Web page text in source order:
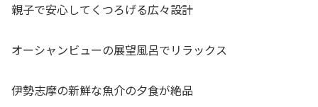
親子で安心してくつろげる広々設計
オーシャンビューの展望風呂でリラックス
伊勢志摩の新鮮な魚介の夕食が絶品